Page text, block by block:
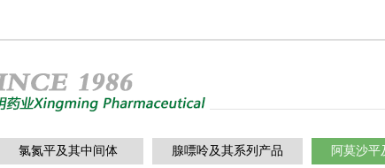
氯氮平及其中间体 腺嘌呤及其系列产品 阿莫沙平